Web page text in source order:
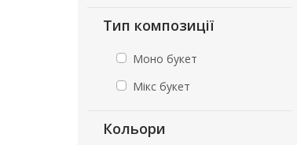
Тип композиції
Моно букет
Мікс букет
Кольори